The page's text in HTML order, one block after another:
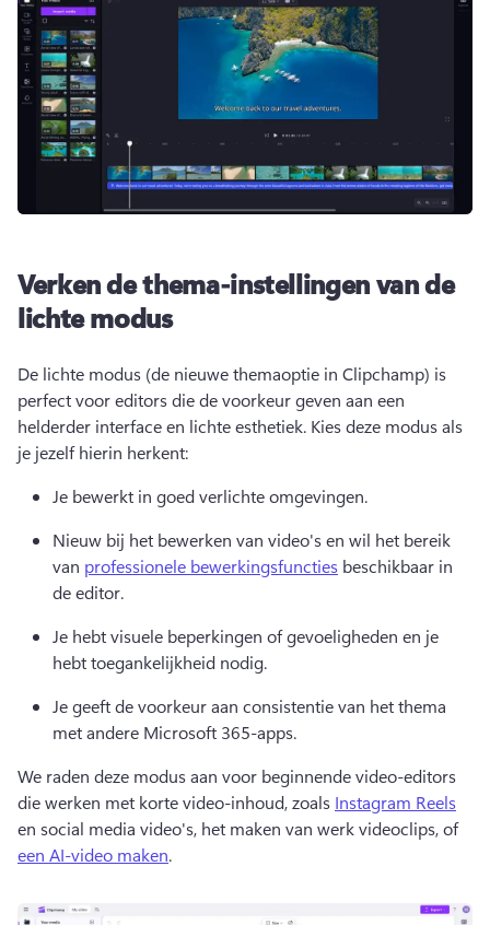
Verken de thema-instellingen van de
lichte modus
De lichte modus (de nieuwe themaoptie in Clipchamp) is
perfect voor editors die de voorkeur geven aan een
helderder interface en lichte esthetiek. Kies deze modus als
je jezelf hierin herkent:
Je bewerkt in goed verlichte omgevingen.
Nieuw bij het bewerken van video's en wil het bereik
van professionele bewerkingsfuncties beschikbaar in
de editor.
Je hebt visuele beperkingen of gevoeligheden en je
hebt toegankelijkheid nodig.
Je geeft de voorkeur aan consistentie van het thema
met andere Microsoft 365-apps.
We raden deze modus aan voor beginnende video-editors
die werken met korte video-inhoud, zoals Instagram Reels
en social media video's, het maken van werk videoclips, of
een AI-video maken.